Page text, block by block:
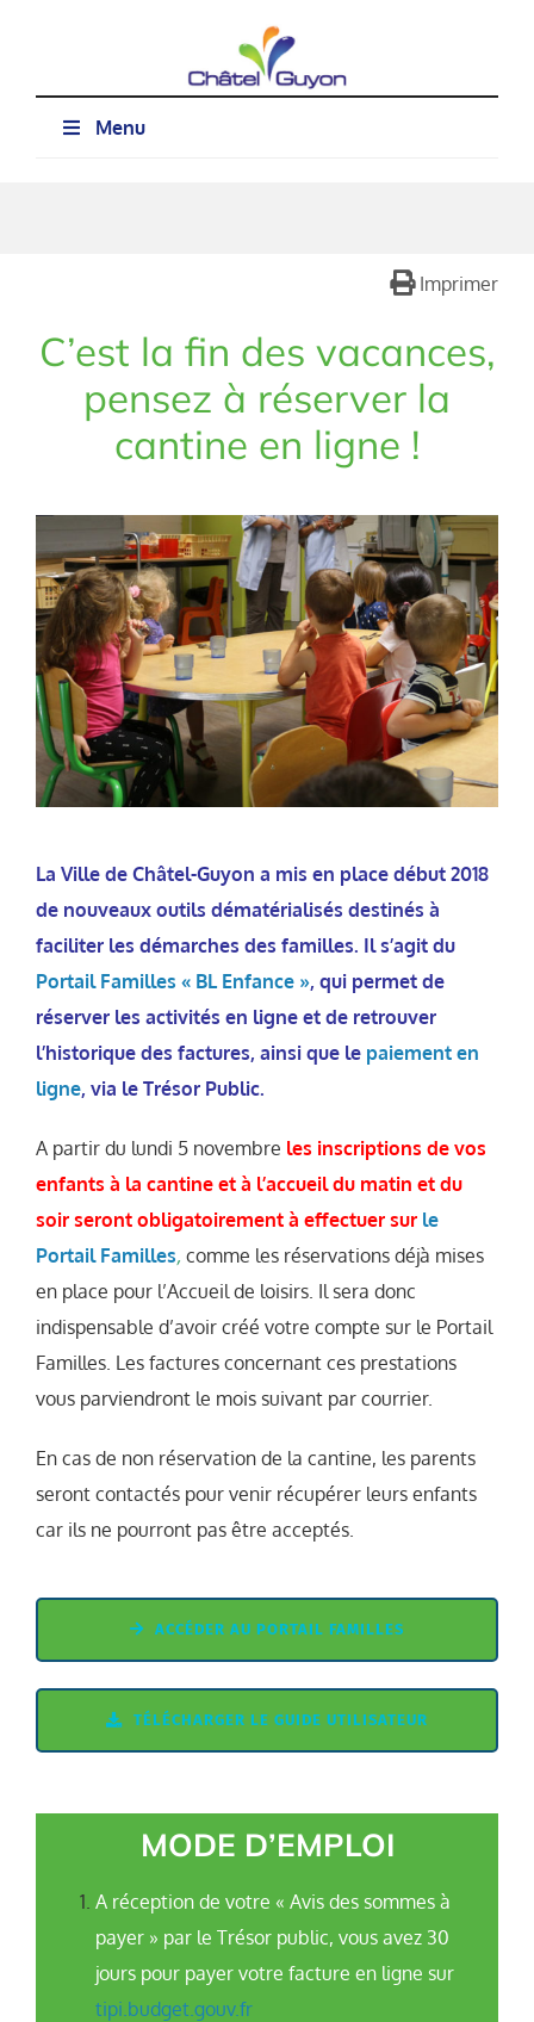
Menu
Imprimer
C’est la fin des vacances,
pensez à réserver la
cantine en ligne !
La Ville de Châtel-Guyon a mis en place début 2018
de nouveaux outils dématérialisés destinés à
faciliter les démarches des familles. Il s’agit du
Portail Familles « BL Enfance », qui permet de
réserver les activités en ligne et de retrouver
l’historique des factures, ainsi que le paiement en
ligne, via le Trésor Public.
A partir du lundi 5 novembre les inscriptions de vos
enfants à la cantine et à l’accueil du matin et du
soir seront obligatoirement à effectuer sur le
Portail Familles, comme les réservations déjà mises
en place pour l’Accueil de loisirs. Il sera donc
indispensable d’avoir créé votre compte sur le Portail
Familles. Les factures concernant ces prestations
vous parviendront le mois suivant par courrier.
En cas de non réservation de la cantine, les parents
seront contactés pour venir récupérer leurs enfants
car ils ne pourront pas être acceptés.
ACCÉDER AU PORTAIL FAMILLES
TÉLÉCHARGER LE GUIDE UTILISATEUR
MODE D’EMPLOI
A réception de votre « Avis des sommes à
payer » par le Trésor public, vous avez 30
jours pour payer votre facture en ligne sur
tipi.budget.gouv.fr